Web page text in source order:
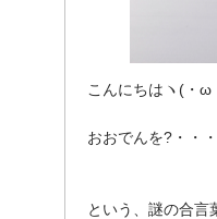
こんにちはヽ(・ω
おおでんを?・・・
という、謎の合言